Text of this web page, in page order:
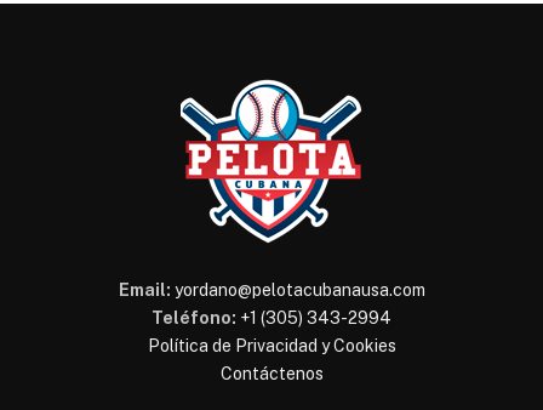
Email: yordano@pelotacubanausa.com
Teléfono: +1 (305) 343-2994
Política de Privacidad y Cookies
Contáctenos